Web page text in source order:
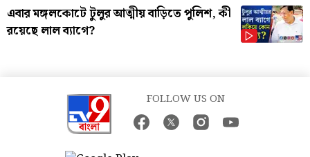
এবার মঙ্গলকোটে টুলুর আত্মীয় বাড়িতে পুলিশ, কী
রয়েছে লাল ব্যাগে?
FOLLOW US ON